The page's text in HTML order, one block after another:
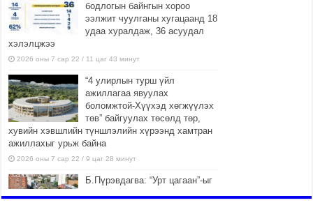
бодлогын байнгын хороо
ээлжит чуулганы хугацаанд 18
удаа хуралдаж, 36 асуудал
хэлэлцжээ
2026 оны 7 сар 22 / 11 цаг 43 минут
“4 улирлын турш үйл
ажиллагаа явуулах
боломжтой-Хүүхэд хөгжүүлэх
төв” байгуулах төсөлд төр,
хувийн хэвшлийн түншлэлийн хүрээнд хамтран
ажиллахыг урьж байна
2026 оны 7 сар 22 / 9 цаг 28 минут
Б.Пүрэвдагва: “Урт цагаан”-ыг